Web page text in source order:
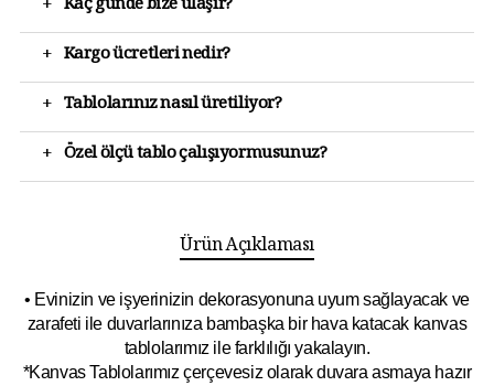
+ Kaç günde bize ulaşır?
+ Kargo ücretleri nedir?
+ Tablolarınız nasıl üretiliyor?
+ Özel ölçü tablo çalışıyormusunuz?
Ürün Açıklaması
• Evinizin ve işyerinizin dekorasyonuna uyum sağlayacak ve
zarafeti ile duvarlarınıza bambaşka bir hava katacak kanvas
tablolarımız ile farklılığı yakalayın.
*Kanvas Tablolarımız çerçevesiz olarak duvara asmaya hazır